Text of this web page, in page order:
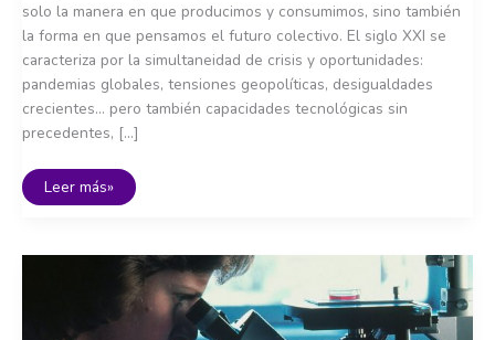
solo la manera en que producimos y consumimos, sino también
la forma en que pensamos el futuro colectivo. El siglo XXI se
caracteriza por la simultaneidad de crisis y oportunidades:
pandemias globales, tensiones geopolíticas, desigualdades
crecientes… pero también capacidades tecnológicas sin
precedentes, […]
La
ciencia
del
Leer más»